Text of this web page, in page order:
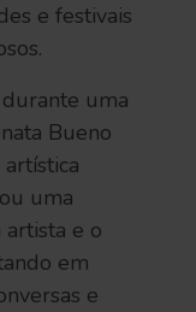
e festivais
durante uma
Bueno
uma
e o
em
e